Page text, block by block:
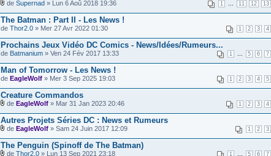
1 11 12 13
de Supernad » Lun 6 Aoû 2018 19:36
The Batman : Part II - Les News !
1 2 3 4
de Thor2.0 » Mer 27 Avr 2022 01:30
Prochains Jeux Vidéo DC Comics - News/Idées/Rumeurs...
1 5 6 7
de Batmanium » Ven 24 Fév 2017 13:33
Man of Tomorrow - Les News !
1 2 3 4 5
de EagleWolf » Mer 3 Sep 2025 19:03
Creature Commandos
1 2 3 4
de EagleWolf » Mar 31 Jan 2023 20:46
Autres Projets Séries DC : News et Rumeurs
1 2 3
de EagleWolf » Sam 24 Juin 2017 12:09
The Penguin (Spinoff de The Batman)
1 5 6 7
de Thor2.0 » Lun 13 Sep 2021 23:18